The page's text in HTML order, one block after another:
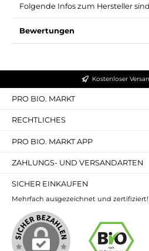
Folgende Infos zum Hersteller
Bewertungen
Kostenloser
PRO BIO. MARKT
RECHTLICHES
PRO BIO. MARKT APP
ZAHLUNGS- UND VERSANDARTEN
SICHER EINKAUFEN
Mehrfach ausgezeichnet und zertifiziert!